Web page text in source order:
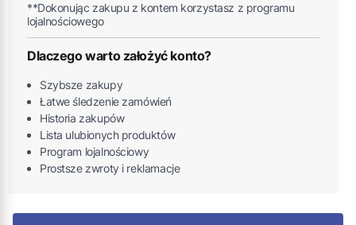
**Dokonując zakupu z kontem korzystasz z programu
lojalnościowego
Dlaczego warto założyć konto?
Szybsze zakupy
Łatwe śledzenie zamówień
Historia zakupów
Lista ulubionych produktów
Program lojalnościowy
Prostsze zwroty i reklamacje